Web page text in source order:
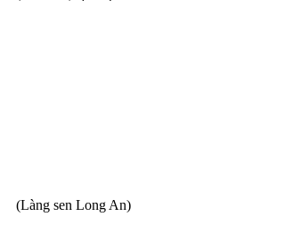
(Làng sen Long An)